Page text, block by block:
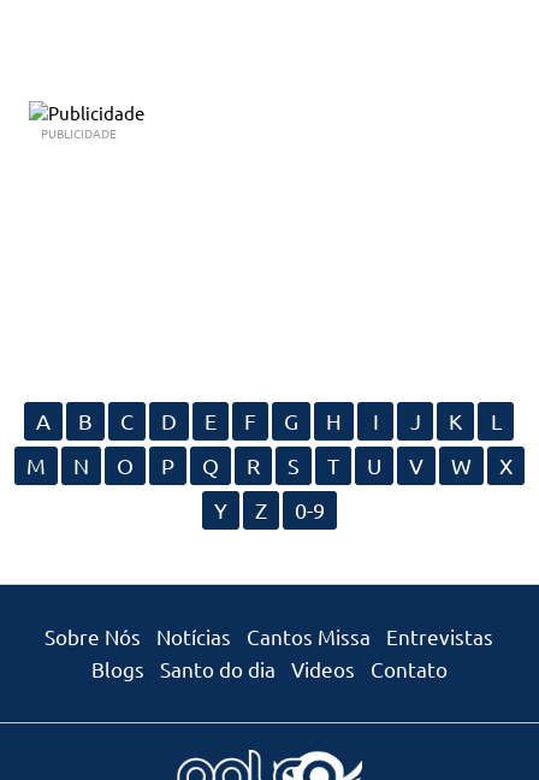
PUBLICIDADE
A B C D E F G H I J K
L
M
N O P Q R S T U V W
X
Y
Z 0-9
Sobre Nós Notícias Cantos Missa
Entrevistas
Blogs
Santo do dia Videos Contato